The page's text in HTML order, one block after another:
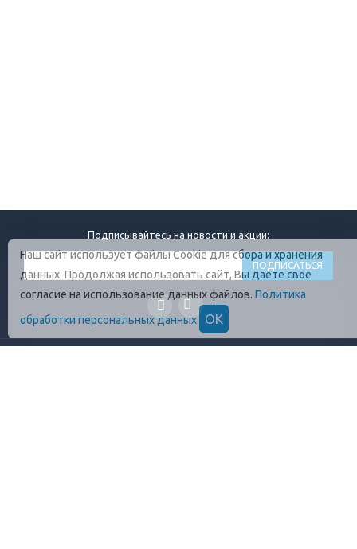
Подписывайтесь на новости и акции:
Наш сайт использует файлы Cookie для сбора и хранения
данных. Продолжая использовать сайт, Вы даете свое
согласие на использование данных файлов. Политика
обработки персональных данных
ОК